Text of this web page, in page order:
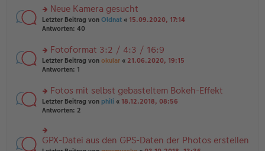
ei
tr
a
es
e
n
er
ei
tr
a
n
g
el
e
n
er
tr
a
g
rs
te
n
g
el
e
n
er
tr
a
Neue Kamera gesucht
Letzter Beitrag von Oldnat « 15.09.2020, 17:14
Antworten: 40
rs
te
n
g
el
e
n
er
Fotoformat 3:2 / 4:3 / 16:9
Letzter Beitrag von okular « 21.06.2020, 19:15
Antworten: 1
rs
te
u
n
g
Fotos mit selbst gebasteltem Bokeh-Effekt
Letzter Beitrag von phili « 18.12.2018, 08:56
Antworten: 2
rs
te
GPX-Datei aus den GPS-Daten der Photos erstellen